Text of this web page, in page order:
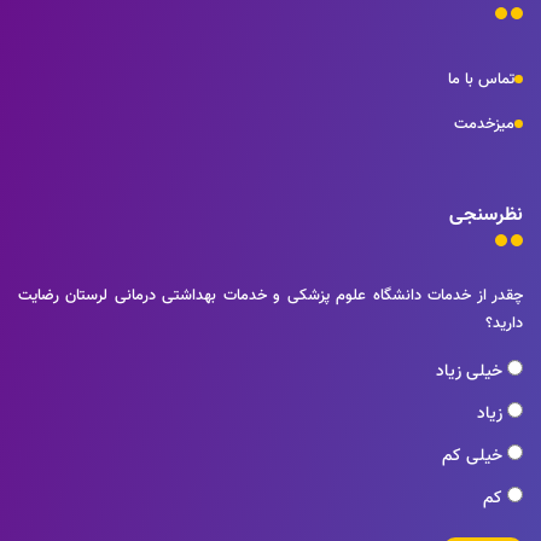
تماس با ما
میزخدمت
نظرسنجی
چقدر از خدمات دانشگاه علوم پزشکی و خدمات بهداشتی درمانی لرستان رضایت
دارید؟
خیلی زیاد
زیاد
خیلی کم
کم